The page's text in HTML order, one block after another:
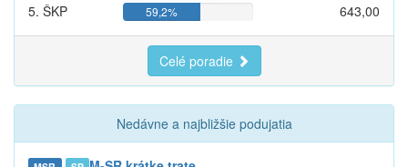
5. ŠKP
59,2% 643,00
Celé poradie
Nedávne a najbližšie podujatia